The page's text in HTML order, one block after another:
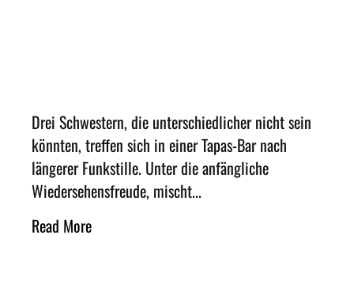
Drei Schwestern, die unterschiedlicher nicht sein
könnten, treffen sich in einer Tapas-Bar nach
längerer Funkstille. Unter die anfängliche
Wiedersehensfreude, mischt...
Read More